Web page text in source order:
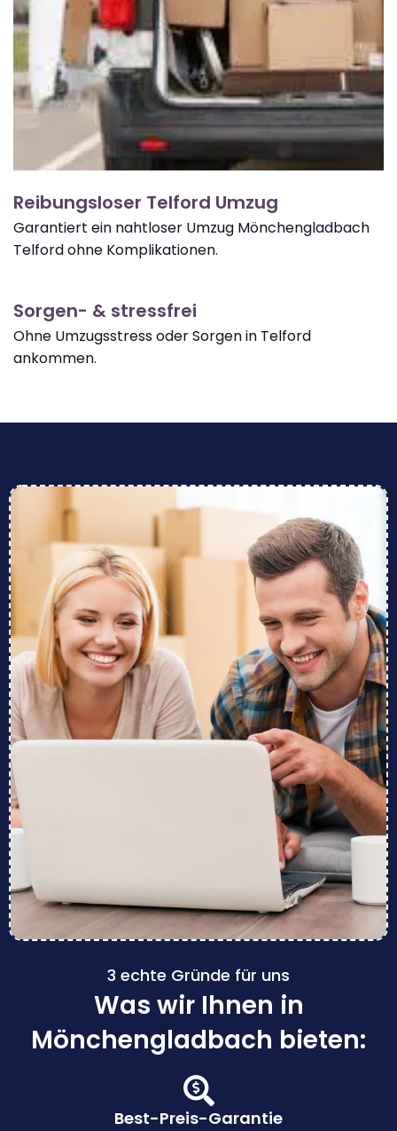
Reibungsloser Telford Umzug
Garantiert ein nahtloser Umzug Mönchengladbach
Telford ohne Komplikationen.
Sorgen- & stressfrei
Ohne Umzugsstress oder Sorgen in Telford
ankommen.
3 echte Gründe für uns
Was wir Ihnen in
Mönchengladbach bieten:
Best-Preis-Garantie